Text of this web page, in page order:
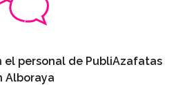
el personal de PubliAzafatas
Alboraya